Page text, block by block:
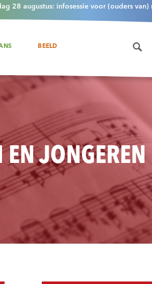
28 augustus: infosessie voor (ouders
BEELD
JONGEREN